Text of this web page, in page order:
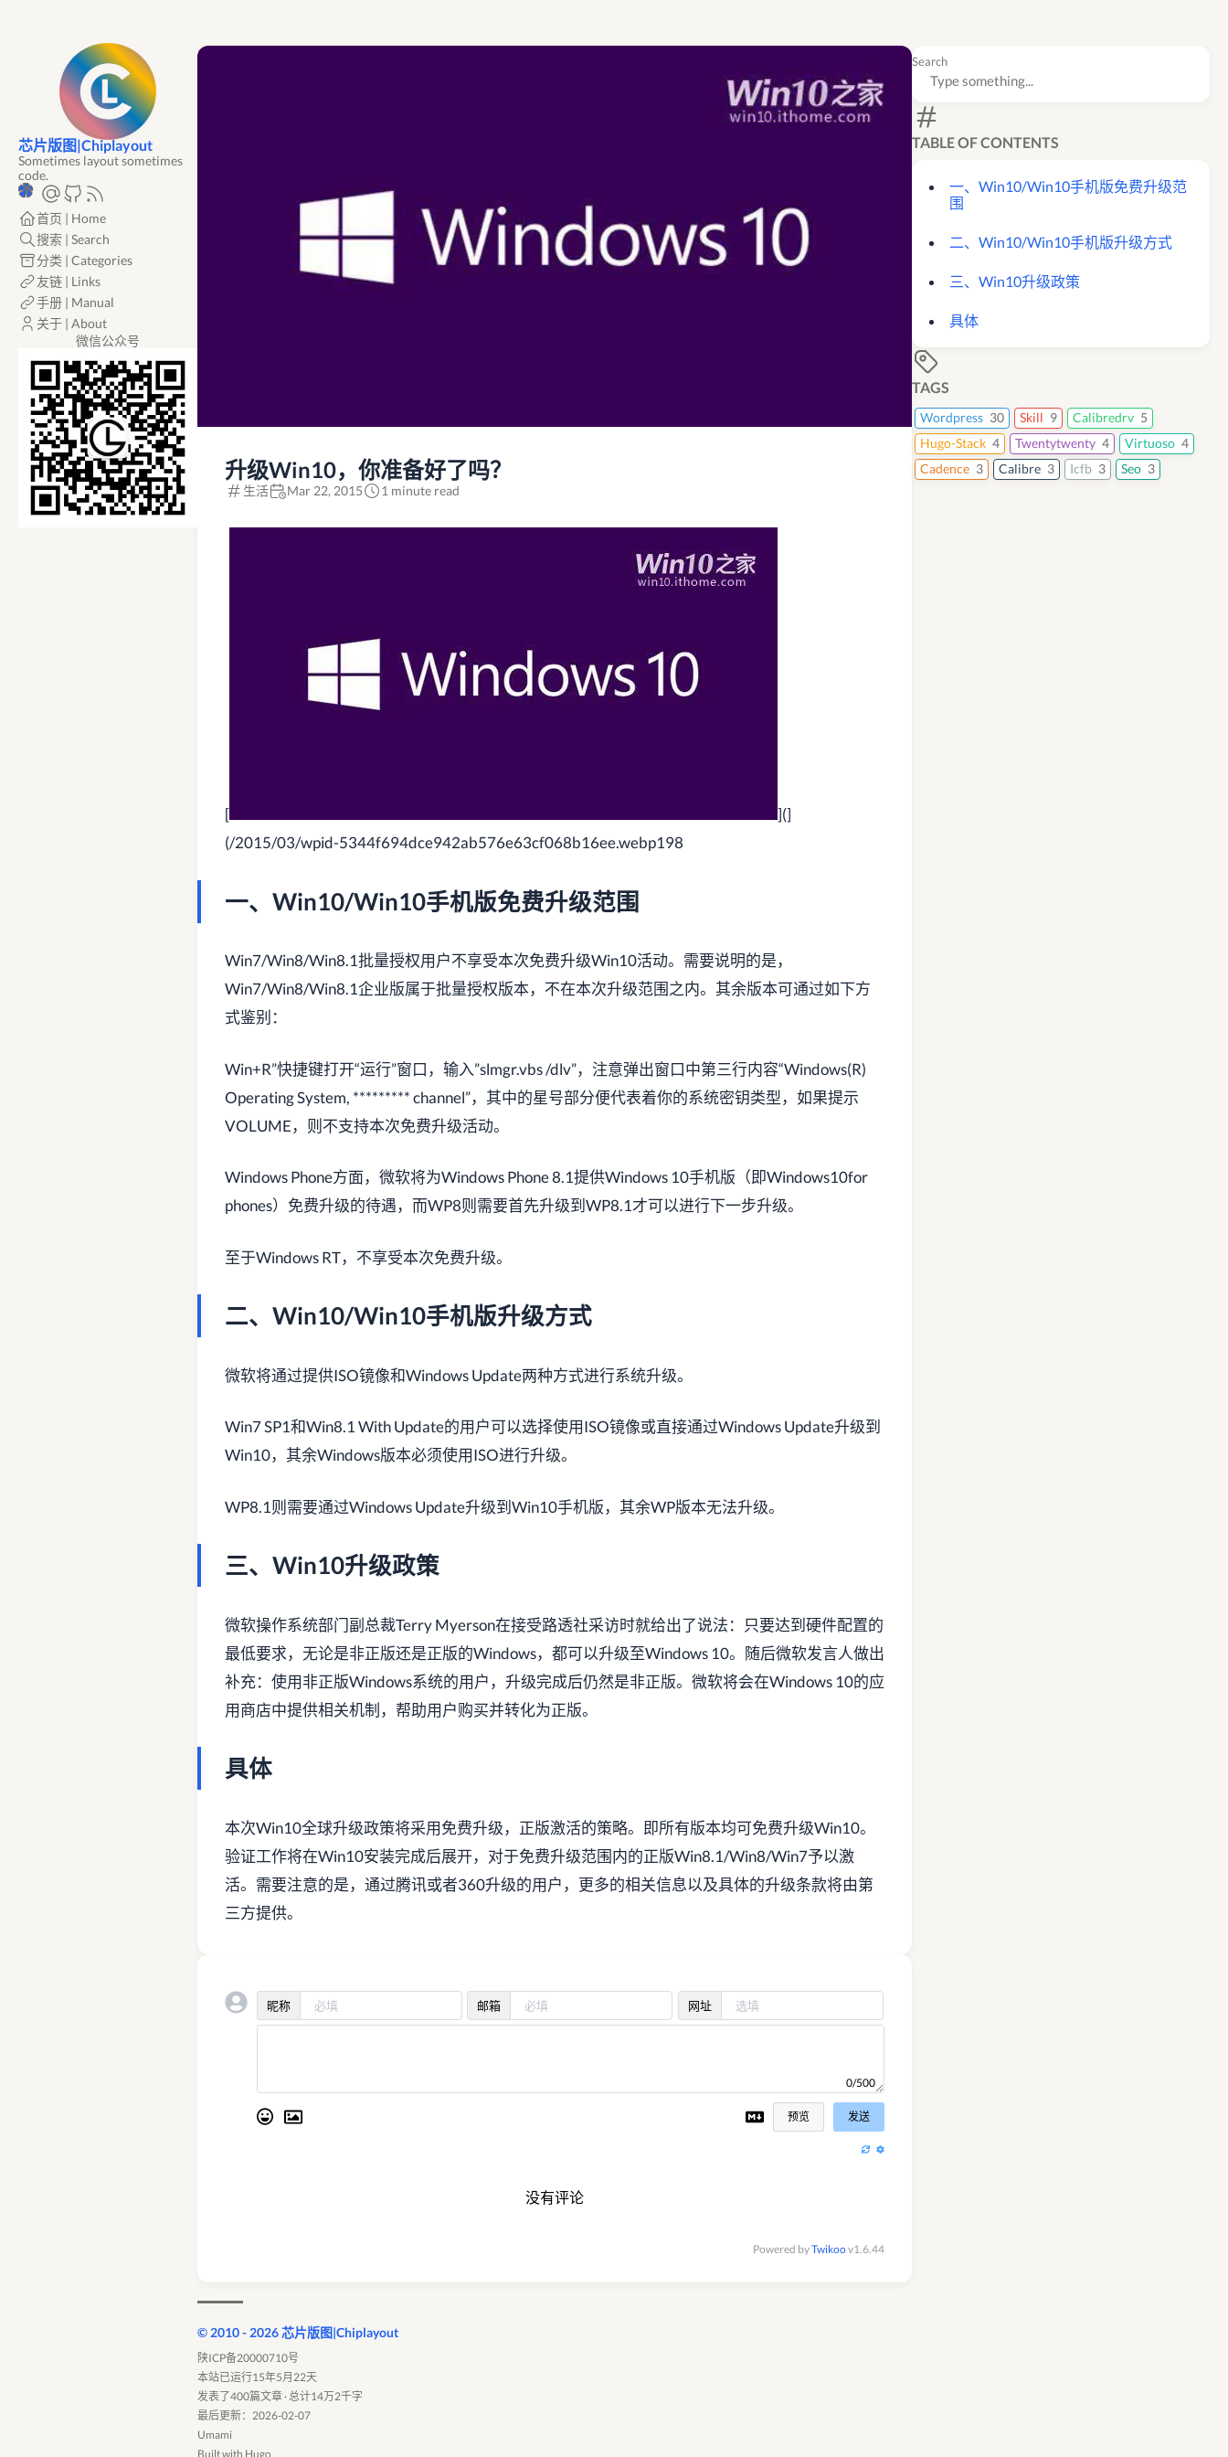
芯片版图|Chiplayout
Sometimes layout sometimes
code.
首页 | Home
搜索 | Search
分类 | Categories
友链 | Links
手册 | Manual
关于 | About
微信公众号
Search
TABLE OF CONTENTS
一、Win10/Win10手机版免费升级范
围
二、Win10/Win10手机版升级方式
三、Win10升级政策
具体
TAGS
Wordpress 30 Skill 9 Calibredrv 5
Hugo-Stack 4 Twentytwenty 4 Virtuoso 4
Cadence 3 Calibre 3 Icfb 3 Seo 3
升级Win10，你准备好了吗？
生活 Mar 22, 2015 1 minute read
[
](]
(/2015/03/wpid-5344f694dce942ab576e63cf068b16ee.webp198
一、Win10/Win10手机版免费升级范围
Win7/Win8/Win8.1批量授权用户不享受本次免费升级Win10活动。需要说明的是，
Win7/Win8/Win8.1企业版属于批量授权版本，不在本次升级范围之内。其余版本可通过如下方
式鉴别：
Win+R”快捷键打开“运行”窗口，输入”slmgr.vbs /dlv”，注意弹出窗口中第三行内容“Windows(R)
Operating System, ********* channel”，其中的星号部分便代表着你的系统密钥类型，如果提示
VOLUME，则不支持本次免费升级活动。
Windows Phone方面，微软将为Windows Phone 8.1提供Windows 10手机版（即Windows10for
phones）免费升级的待遇，而WP8则需要首先升级到WP8.1才可以进行下一步升级。
至于Windows RT，不享受本次免费升级。
二、Win10/Win10手机版升级方式
微软将通过提供ISO镜像和Windows Update两种方式进行系统升级。
Win7 SP1和Win8.1 With Update的用户可以选择使用ISO镜像或直接通过Windows Update升级到
Win10，其余Windows版本必须使用ISO进行升级。
WP8.1则需要通过Windows Update升级到Win10手机版，其余WP版本无法升级。
三、Win10升级政策
微软操作系统部门副总裁Terry Myerson在接受路透社采访时就给出了说法：只要达到硬件配置的
最低要求，无论是非正版还是正版的Windows，都可以升级至Windows 10。随后微软发言人做出
补充：使用非正版Windows系统的用户，升级完成后仍然是非正版。微软将会在Windows 10的应
用商店中提供相关机制，帮助用户购买并转化为正版。
具体
本次Win10全球升级政策将采用免费升级，正版激活的策略。即所有版本均可免费升级Win10。
验证工作将在Win10安装完成后展开，对于免费升级范围内的正版Win8.1/Win8/Win7予以激
活。需要注意的是，通过腾讯或者360升级的用户，更多的相关信息以及具体的升级条款将由第
三方提供。
昵称 邮箱 网址
0/500
预览 发送
没有评论
Powered byTwikoov1.6.44
© 2010 - 2026 芯片版图|Chiplayout
陕ICP备20000710号
本站已运行15年5月22天
发表了400篇文章 · 总计14万2千字
最后更新：2026-02-07
Umami
Built with Hugo